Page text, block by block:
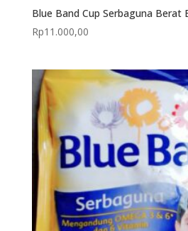
Blue Band Cup Serbaguna Berat
Rp11.000,00